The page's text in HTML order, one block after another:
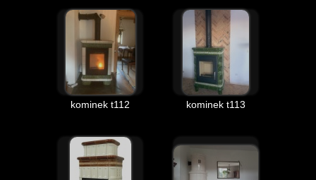
kominek t112 kominek t113